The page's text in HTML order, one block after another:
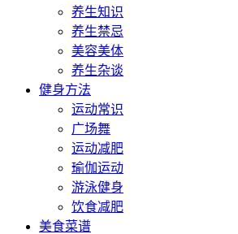
养生知识
养生禁忌
美容美体
养生杂谈
健身方法
运动常识
广场舞
运动减肥
瑜伽运动
游泳健身
饮食减肥
美食菜谱